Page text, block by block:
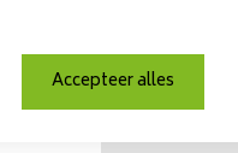
Accepteer alles